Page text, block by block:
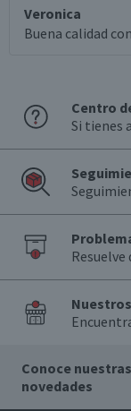
Veronica
Buena calidad
Centro
Si tienes
Resuelve
Conoce
novedades